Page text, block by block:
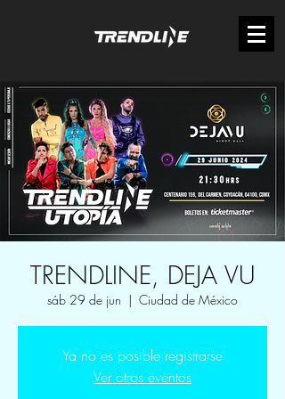
TRENDLINE, DEJA VU
sáb 29 de jun
  |
Ciudad de México
Ya no es posible registrarse
Ver otros eventos